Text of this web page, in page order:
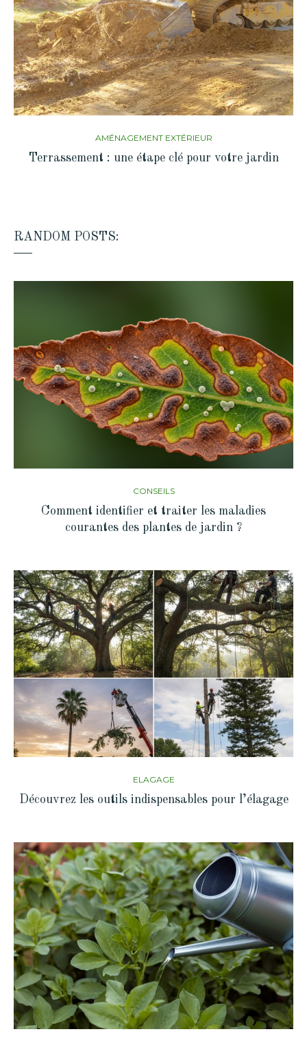
AMÉNAGEMENT EXTÉRIEUR
Terrassement : une étape clé pour votre jardin
RANDOM POSTS:
CONSEILS
Comment identifier et traiter les maladies
courantes des plantes de jardin ?
ELAGAGE
Découvrez les outils indispensables pour l’élagage